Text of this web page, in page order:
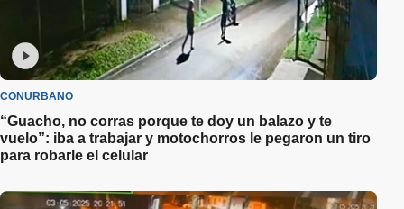
CONURBANO
“Guacho, no corras porque te doy un balazo y te
vuelo”: iba a trabajar y motochorros le pegaron un tiro
para robarle el celular